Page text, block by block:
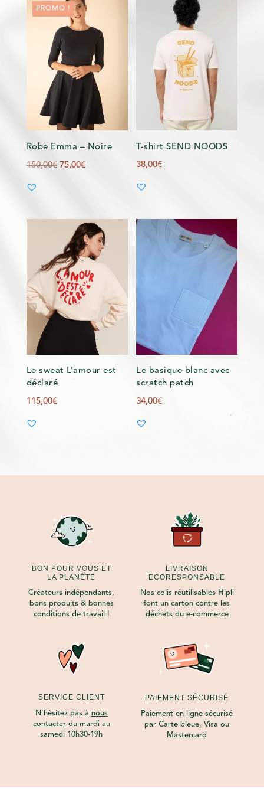
PROMO !
Robe Emma – Noire
150,00€ Le
150,00€.
75,00€Le
75,00€.
T-shirt SEND NOODS
38,00€
Le sweat L’amour est
déclaré
115,00€
Le basique blanc avec
scratch patch
34,00€
BON POUR VOUS ET
LA PLANÈTE
Créateurs indépendants,
bons produits & bonnes
conditions de travail !
LIVRAISON
ECORESPONSABLE
Nos colis réutilisables Hipli
font un carton contre les
déchets du e-commerce
SERVICE CLIENT
N’hésitez pas à nous
contacterdu mardi au
samedi 10h30-19h
PAIEMENT SÉCURISÉ
Paiement en ligne sécurisé
par Carte bleue, Visa ou
Mastercard